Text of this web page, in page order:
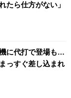
たら仕方がない」
に代打で登場も…
っすぐ差し込まれ